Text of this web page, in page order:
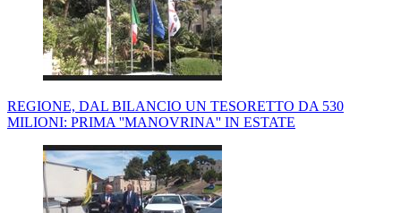
REGIONE, DAL BILANCIO UN TESORETTO DA 530
MILIONI: PRIMA ''MANOVRINA'' IN ESTATE